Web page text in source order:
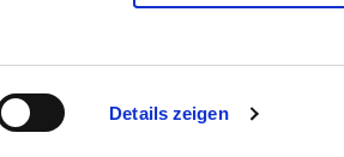
Details zeigen